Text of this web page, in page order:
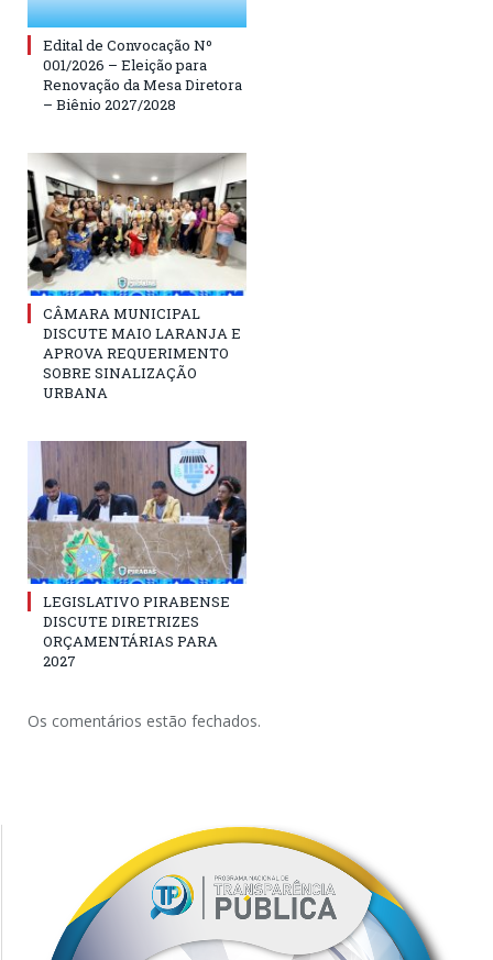
Edital de Convocação Nº
001/2026 – Eleição para
Renovação da Mesa Diretora
– Biênio 2027/2028
CÂMARA MUNICIPAL
DISCUTE MAIO LARANJA E
APROVA REQUERIMENTO
SOBRE SINALIZAÇÃO
URBANA
LEGISLATIVO PIRABENSE
DISCUTE DIRETRIZES
ORÇAMENTÁRIAS PARA
2027
Os comentários estão fechados.